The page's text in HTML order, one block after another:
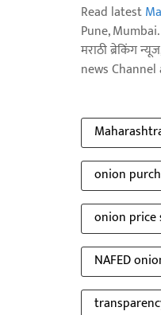
Read latest
Pune,
मराठी ब्रेकिंग
news
onion
onion price
NAFED